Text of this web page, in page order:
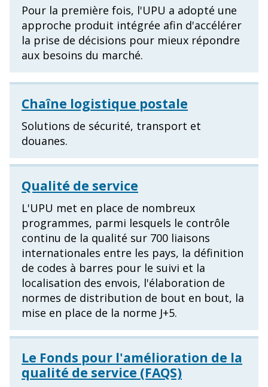
Pour la première fois, l'UPU a adopté une
approche produit intégrée afin d'accélérer
la prise de décisions pour mieux répondre
aux besoins du marché.
Chaîne logistique postale
Solutions de sécurité, transport et
douanes.
Qualité de service
L'UPU met en place de nombreux
programmes, parmi lesquels le contrôle
continu de la qualité sur 700 liaisons
internationales entre les pays, la définition
de codes à barres pour le suivi et la
localisation des envois, l'élaboration de
normes de distribution de bout en bout, la
mise en place de la norme J+5.
Le Fonds pour l'amélioration de la
qualité de service (FAQS)